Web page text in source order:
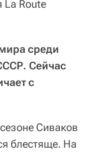
La Route
среди
Сейчас
с
Сиваков
блестяще. На